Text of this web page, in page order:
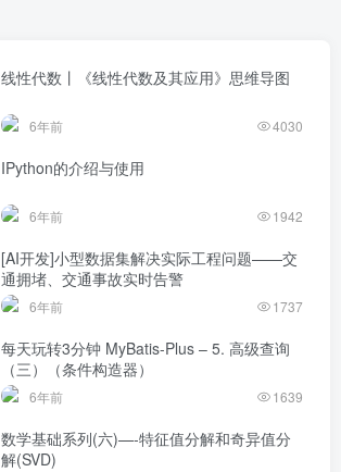
线性代数丨《线性代数及其应用》思维导图
6年前 4030
IPython的介绍与使用
6年前 1942
[AI开发]小型数据集解决实际工程问题——交
通拥堵、交通事故实时告警
6年前 1737
每天玩转3分钟 MyBatis-Plus – 5. 高级查询
（三）（条件构造器）
6年前 1639
数学基础系列(六)—-特征值分解和奇异值分
解(SVD)